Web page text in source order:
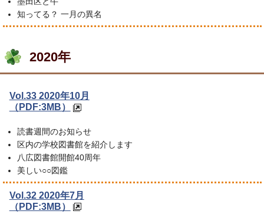
知ってる？ 一月の異名
2020年
Vol.33 2020年10月
（PDF:3MB）
読書週間のお知らせ
区内の学校図書館を紹介します
八広図書館開館40周年
美しい○○図鑑
Vol.32 2020年7月
（PDF:3MB）